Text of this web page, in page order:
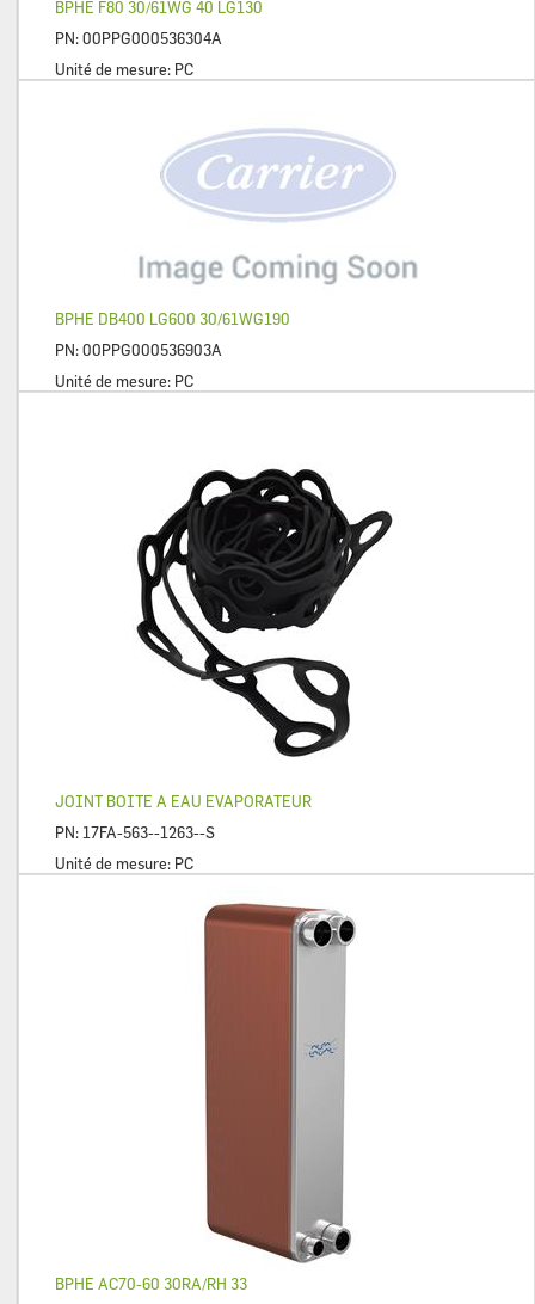
BPHE F80 30/61WG 40 LG130
PN:00PPG000536304A
Unité de mesure: PC
BPHE DB400 LG600 30/61WG190
PN:00PPG000536903A
Unité de mesure: PC
JOINT BOITE A EAU EVAPORATEUR
PN: 17FA-563--1263--S
Unité de mesure: PC
BPHE AC70-60 30RA/RH 33